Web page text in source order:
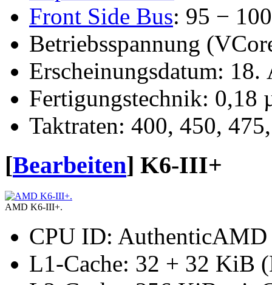
Front Side Bus: 95 −
Betriebsspannung
Erscheinungsdatum:
Fertigungstechnik: 0,18
Taktraten: 400, 450,
[Bearbeiten] K6-III+
AMD K6-III+.
CPU ID:
L1-Cache: 32 + 32 KiB